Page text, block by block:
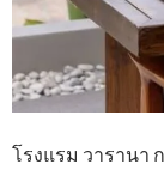
โรงแรม วารานา